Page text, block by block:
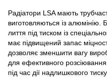
Радіатори LSA мають
виготовляються із алюмінію.
лиття під тиском із
має підвищений запас
дозволяє зменшити вагу
для ефективного розсіювання
під час дії надлишкового